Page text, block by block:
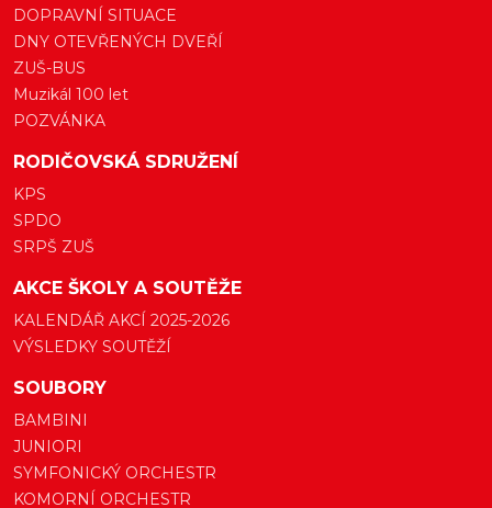
DOPRAVNÍ SITUACE
DNY OTEVŘENÝCH DVEŘÍ
ZUŠ-BUS
Muzikál 100 let
POZVÁNKA
RODIČOVSKÁ SDRUŽENÍ
KPS
SPDO
SRPŠ ZUŠ
AKCE ŠKOLY A SOUTĚŽE
KALENDÁŘ AKCÍ 2025-2026
VÝSLEDKY SOUTĚŽÍ
SOUBORY
BAMBINI
JUNIORI
SYMFONICKÝ ORCHESTR
KOMORNÍ ORCHESTR